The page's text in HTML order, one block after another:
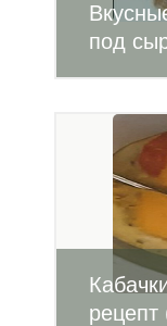
под
рецепт